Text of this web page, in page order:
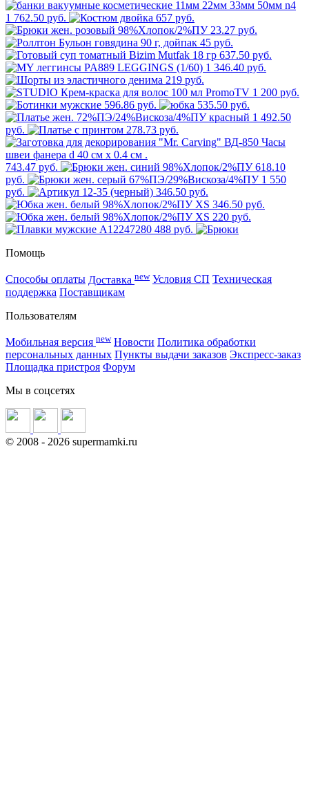
1 762.50 руб.
657 руб.
23.27 руб.
45 руб.
637.50 руб.
1 346.40 руб.
219 руб.
1 200 руб.
596.86 руб.
535.50 руб.
1 492.50
руб.
278.73 руб.
743.47 руб.
618.10
руб.
1 550
руб.
346.50 руб.
346.50 руб.
220 руб.
488 руб.
Помощь
Способы оплаты Доставка new Условия СП Техническая
поддержка Поставщикам
Пользователям
Мобильная версия new Новости Политика обработки
персональных данных Пункты выдачи заказов Экспресс-заказ
Площадка пристроя Форум
Мы в соцсетях
© 2008 - 2026 supermamki.ru